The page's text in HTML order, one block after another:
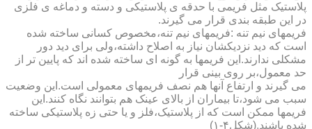
پلاستیک مثل فریمی با حدقه ی پلاستیکی و دسته و دماغه ی فلزی
در این طبقه بندی قرار می گیرند.
فریمهای نیم تنه :فریمهای نیم تنه،مخصوص کسانی ساخته شده
است که دید نزدیکشان نیاز به اصلاح داشته،ولی برای دید دور
مشکلی ندارند.این فریمها به گونه ای ساخته شده اند که پایین تر از
حد معمول،بر روی بینی قرار
می گیرند و ارتفاع آنها هم نصف فریمهای معمولی است.این وضعیت
سبب می شود،تا بیماران از بالای عینک هم بتوانند نگاه کنند.این
فریمها ممکن است که از پلاستیک،فلز و یا حتی زه پلاستیکی ساخته
شده باشند.(شکل۴-۱)